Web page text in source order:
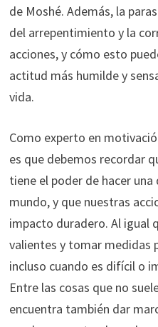
de Moshé. Además, la
del arrepentimiento y la
acciones, y cómo esto
actitud más humilde y
vida.
Como experto en
es que debemos recordar
tiene el poder de hacer
mundo, y que nuestras
impacto duradero. Al igual
valientes y tomar medidas
incluso cuando es difícil o
Entre las cosas que no
encuentra también dar